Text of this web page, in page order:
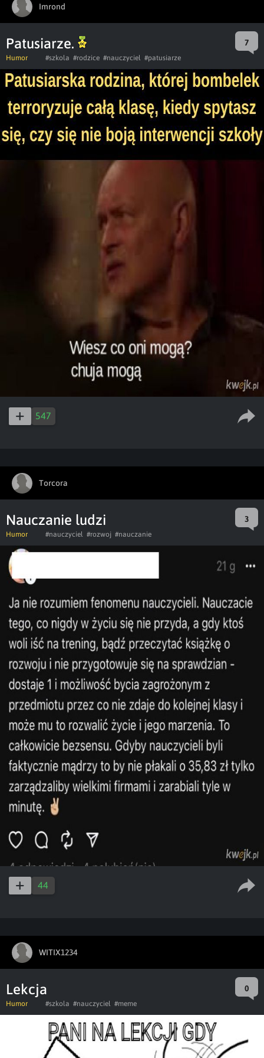
Imrond
Patusiarze. 7
Humor #szkola #rodzice #nauczyciel #patusiarze
547
Torcora
Nauczanie ludzi 3
Humor #nauczyciel #rozwoj #nauczanie
44
WITIX1234
Lekcja 0
Humor #szkola #nauczyciel #meme